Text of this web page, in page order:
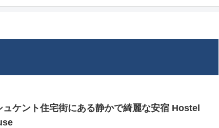
ュケント住宅街にある静かで綺麗な安宿 Hostel